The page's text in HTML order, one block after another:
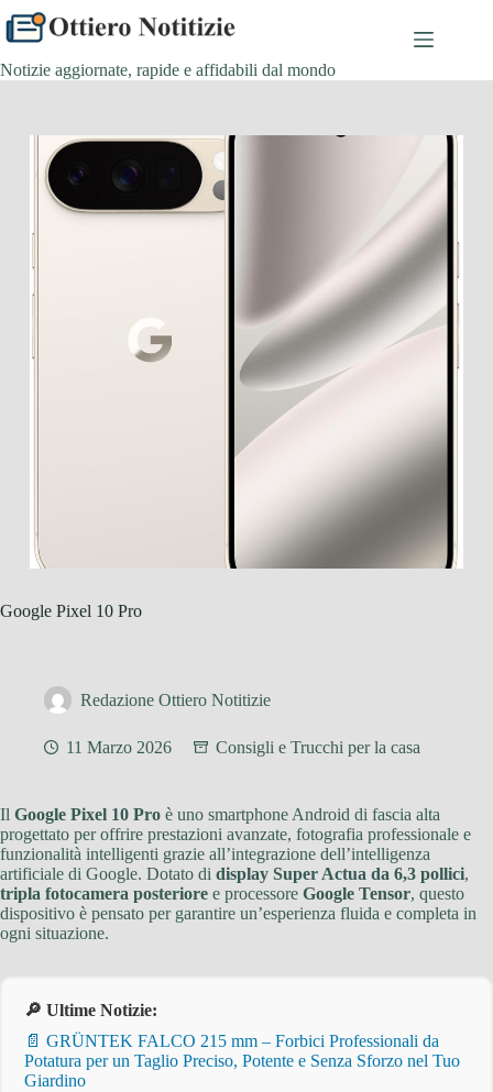
al
contenuto
Notizie aggiornate, rapide e affidabili dal mondo
Google Pixel 10 Pro
Redazione Ottiero Notitizie
11 Marzo 2026 Consigli e Trucchi per la casa
Il Google Pixel 10 Pro è uno smartphone Android di fascia alta
progettato per offrire prestazioni avanzate, fotografia professionale e
funzionalità intelligenti grazie all’integrazione dell’intelligenza
artificiale di Google. Dotato di display Super Actua da 6,3 pollici,
tripla fotocamera posteriore e processore Google Tensor, questo
dispositivo è pensato per garantire un’esperienza fluida e completa in
ogni situazione.
🔎 Ultime Notizie:
📄 GRÜNTEK FALCO 215 mm – Forbici Professionali da
Potatura per un Taglio Preciso, Potente e Senza Sforzo nel Tuo
Giardino